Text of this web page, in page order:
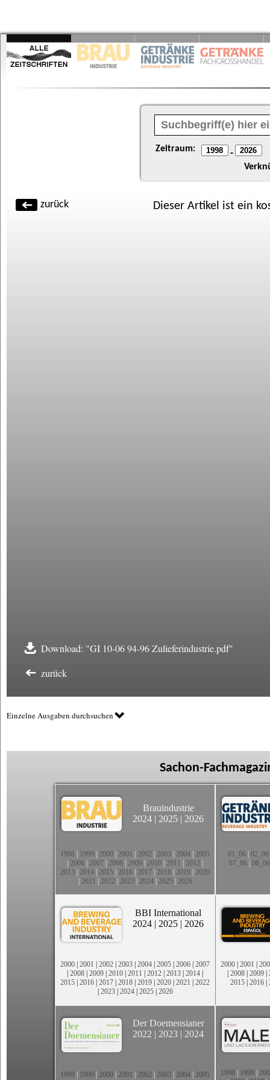
Zeitraum: -
zurück Dieser Artikel ist ein
Download: "GI 10-06 94-96 Zulieferindustrie.pdf"
zurück
Einzelne Ausgaben durchsuchen
Sachon-
Brauindustrie
2024 | 2025 | 2026
1998 1999 2000 2001 2002 2003 2004 2005
2006 2007 2008 2009 2010 2011 2012
2013 2014 2015 2016 2017 2018 2019 2020
2021 2022 2023| 2024| 2025| 2026
01_06| 02_06
07_06 08_06
BBI International
2024 | 2025 | 2026
2000 | 2001 | 2002 | 2003 | 2004 | 2005 | 2006 | 2007
| 2008 | 2009 | 2010 | 2011 | 2012 | 2013 | 2014 |
2015 | 2016 | 2017 | 2018 | 2019 | 2020 | 2021 | 2022
| 2023| 2024| 2025| 2026
2000 | 2001 |
| 2008 | 2009 |
2015 | 2016 |
Der Doemensianer
2022 | 2023 | 2024
1998 1999 2000 2001 2002 2003 2004 2005
1998 1999